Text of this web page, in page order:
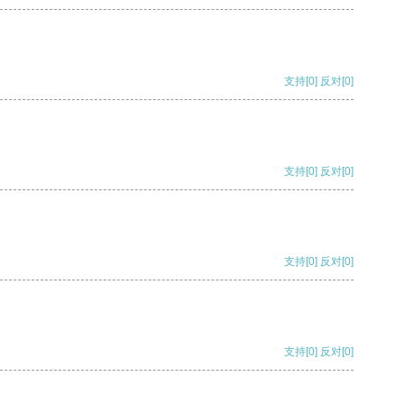
支持[0] 反对[0]
支持[0] 反对[0]
支持[0] 反对[0]
支持[0] 反对[0]